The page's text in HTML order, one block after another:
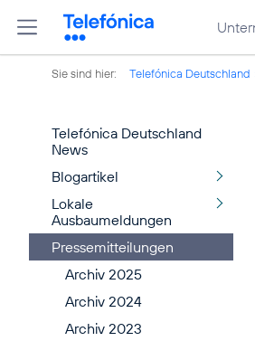
Sie sind hier: Telefónica Deutschland
Telefónica Deutschland
News
Blogartikel
Lokale
Ausbaumeldungen
Pressemitteilungen
Archiv 2025
Archiv 2024
Archiv 2023